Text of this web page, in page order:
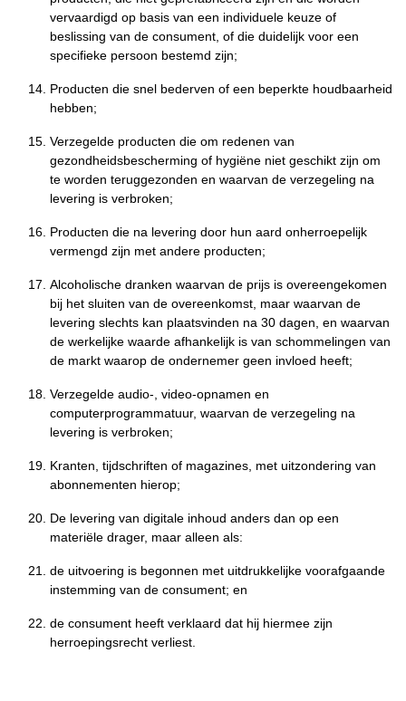
vervaardigd op basis van een individuele keuze of
beslissing van de consument, of die duidelijk voor een
specifieke persoon bestemd zijn;
Producten die snel bederven of een beperkte houdbaarheid
hebben;
Verzegelde producten die om redenen van
gezondheidsbescherming of hygiëne niet geschikt zijn om
te worden teruggezonden en waarvan de verzegeling na
levering is verbroken;
Producten die na levering door hun aard onherroepelijk
vermengd zijn met andere producten;
Alcoholische dranken waarvan de prijs is overeengekomen
bij het sluiten van de overeenkomst, maar waarvan de
levering slechts kan plaatsvinden na 30 dagen, en waarvan
de werkelijke waarde afhankelijk is van schommelingen van
de markt waarop de ondernemer geen invloed heeft;
Verzegelde audio-, video-opnamen en
computerprogrammatuur, waarvan de verzegeling na
levering is verbroken;
Kranten, tijdschriften of magazines, met uitzondering van
abonnementen hierop;
De levering van digitale inhoud anders dan op een
materiële drager, maar alleen als:
de uitvoering is begonnen met uitdrukkelijke voorafgaande
instemming van de consument; en
de consument heeft verklaard dat hij hiermee zijn
herroepingsrecht verliest.